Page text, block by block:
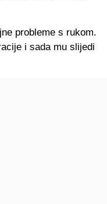
probleme s rukom.
i sada mu slijedi